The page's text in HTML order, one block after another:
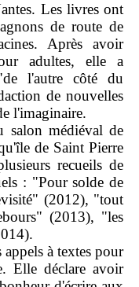
Les livres ont
de route de
Après avoir
adultes, elle a
l'autre côté du
de nouvelles
l'imaginaire.
salon médiéval de
de Saint Pierre
recueils de
: "Pour solde de
(2012), "tout
(2013), "les
à textes pour
Elle déclare avoir